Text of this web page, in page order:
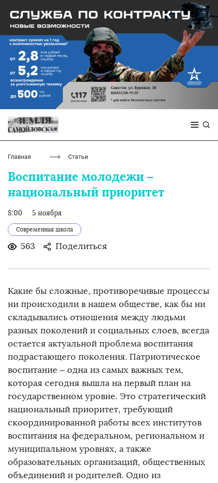
Главная Статьи
Воспитание молодежи –
национальный приоритет
8:00 5 ноября
Современная школа
563 Поделиться
Какие бы сложные, противоречивые процессы
ни происходили в нашем обществе, как бы ни
складывались отношения между людьми
разных поколений и социальных слоев, всегда
остается актуальной проблема воспитания
подрастающего поколения. Патриотическое
воспитание – одна из самых важных тем,
которая сегодня вышла на первый план на
государственном уровне. Это стратегический
национальный приоритет, требующий
скоординированной работы всех институтов
воспитания на федеральном, региональном и
муниципальном уровнях, а также
образовательных организаций, общественных
объединений и родителей. Одно из